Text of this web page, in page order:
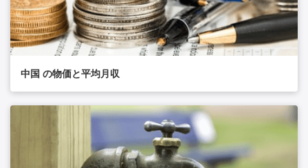
中国 の物価と平均月収